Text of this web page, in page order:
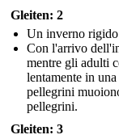
Gleiten: 2
Un inverno rigido
Con l'arrivo
mentre gli adulti
lentamente in
pellegrini
pellegrini.
Gleiten: 3